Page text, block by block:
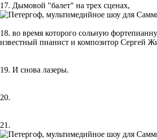
17. Дымовой "балет" на трех сценах,
18. во время которого сольную
известный пианист и композитор Сергей
19. И снова лазеры.
20.
21.